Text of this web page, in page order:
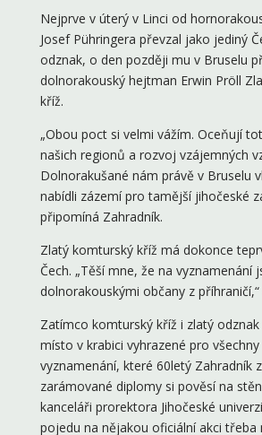
Nejprve v úterý v Linci od
Josef Pühringera převzal jako jediný
odznak, o den později mu v Bruselu
dolnorakouský hejtman Erwin Pröll
kříž.
„Obou poct si velmi vážím. Oceňují
našich regionů a rozvoj vzájemných
Dolnorakušané nám právě v Bruselu
nabídli zázemí pro tamější jihočeské
připomíná Zahradník.
Zlatý komturský kříž má dokonce
Čech. „Těší mne, že na vyznamenání
dolnorakouskými občany z příhraničí,“
Zatímco komturský kříž i zlatý
místo v krabici vyhrazené pro
vyznamenání, které 60letý Zahradník
zarámované diplomy si pověsí na
kanceláři prorektora Jihočeské
pojedu na nějakou oficiální akci třeba